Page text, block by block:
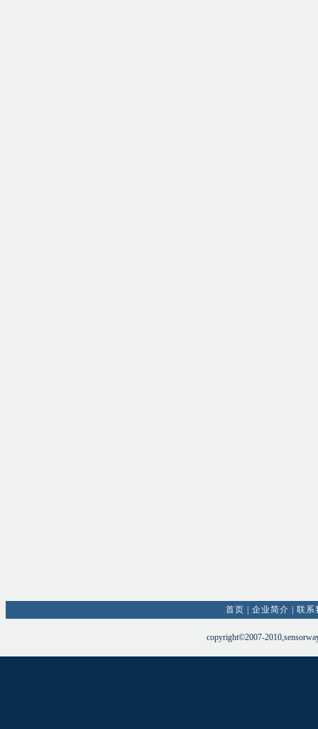
首页 企业简介 联系
copyright©2007-